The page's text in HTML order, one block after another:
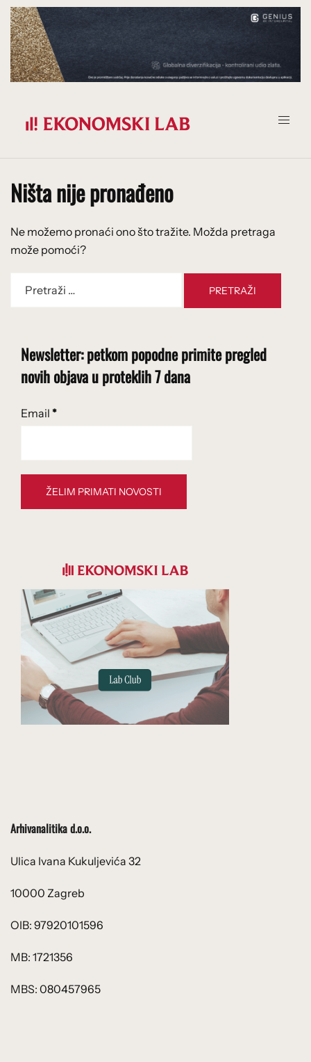
Prijeđi
na
sadržaj
Ništa nije pronađeno
Ne možemo pronaći ono što tražite. Možda pretraga
može pomoći?
Newsletter: petkom popodne primite pregled
novih objava u proteklih 7 dana
Email *
Arhivanalitika d.o.o.
Ulica Ivana Kukuljevića 32
10000 Zagreb
OIB: 97920101596
MB: 1721356
MBS: 080457965